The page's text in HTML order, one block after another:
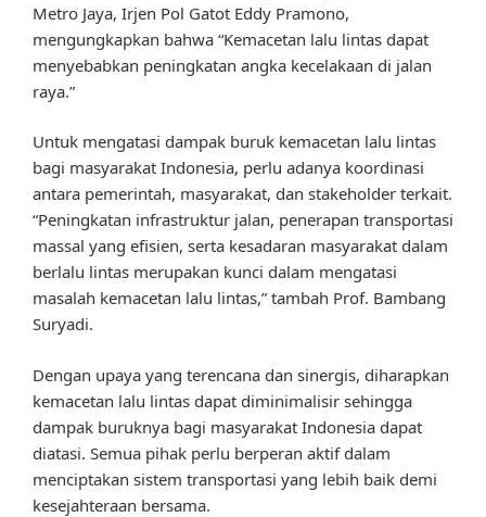
Metro Jaya, Irjen Pol Gatot Eddy Pramono,
mengungkapkan bahwa “Kemacetan lalu lintas dapat
menyebabkan peningkatan angka kecelakaan di jalan
raya.”
Untuk mengatasi dampak buruk kemacetan lalu lintas
bagi masyarakat Indonesia, perlu adanya koordinasi
antara pemerintah, masyarakat, dan stakeholder terkait.
“Peningkatan infrastruktur jalan, penerapan transportasi
massal yang efisien, serta kesadaran masyarakat dalam
berlalu lintas merupakan kunci dalam mengatasi
masalah kemacetan lalu lintas,” tambah Prof. Bambang
Suryadi.
Dengan upaya yang terencana dan sinergis, diharapkan
kemacetan lalu lintas dapat diminimalisir sehingga
dampak buruknya bagi masyarakat Indonesia dapat
diatasi. Semua pihak perlu berperan aktif dalam
menciptakan sistem transportasi yang lebih baik demi
kesejahteraan bersama.